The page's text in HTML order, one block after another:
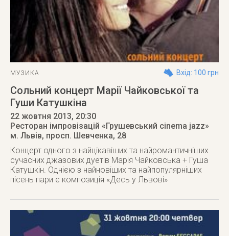
МУЗИКА Вхід: 100 грн
Сольний концерт Марії Чайковської та
Гуши Катушкіна
22 жовтня 2013, 20:30
Ресторан імпровізацій «Грушевський cinema jazz»
м. Львів, просп. Шевченка, 28
Концерт одного з найцікавіших та найромантичніших
сучасних джазових дуетів Марія Чайковська + Гуша
Катушкін. Однією з найновіших та найпопулярніших
пісень пари є композиція «Десь у Львовi»